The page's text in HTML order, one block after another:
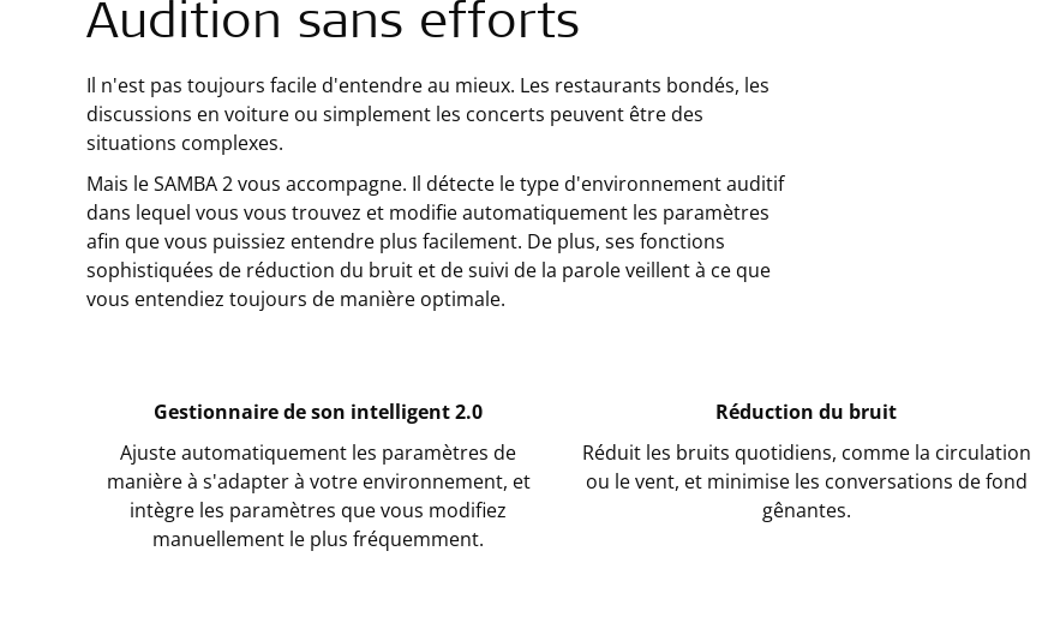
Audition sans efforts
Il n'est pas toujours facile d'entendre au mieux. Les restaurants bondés, les
discussions en voiture ou simplement les concerts peuvent être des
situations complexes.
Mais le SAMBA 2 vous accompagne. Il détecte le type d'environnement auditif
dans lequel vous vous trouvez et modifie automatiquement les paramètres
afin que vous puissiez entendre plus facilement. De plus, ses fonctions
sophistiquées de réduction du bruit et de suivi de la parole veillent à ce que
vous entendiez toujours de manière optimale.
Gestionnaire de son intelligent 2.0
Ajuste automatiquement les paramètres de
manière à s'adapter à votre environnement, et
intègre les paramètres que vous modifiez
manuellement le plus fréquemment.
Réduction du bruit
Réduit les bruits quotidiens, comme la circulation
ou le vent, et minimise les conversations de fond
gênantes.